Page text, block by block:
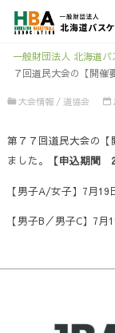
一般財団法人 北海道
７回道民大会の【開催
大会情報 / 道協会
第７７回道民大会の【
ました。
【申込期間
【男子A/女子】7月
【男子B／男子C】7